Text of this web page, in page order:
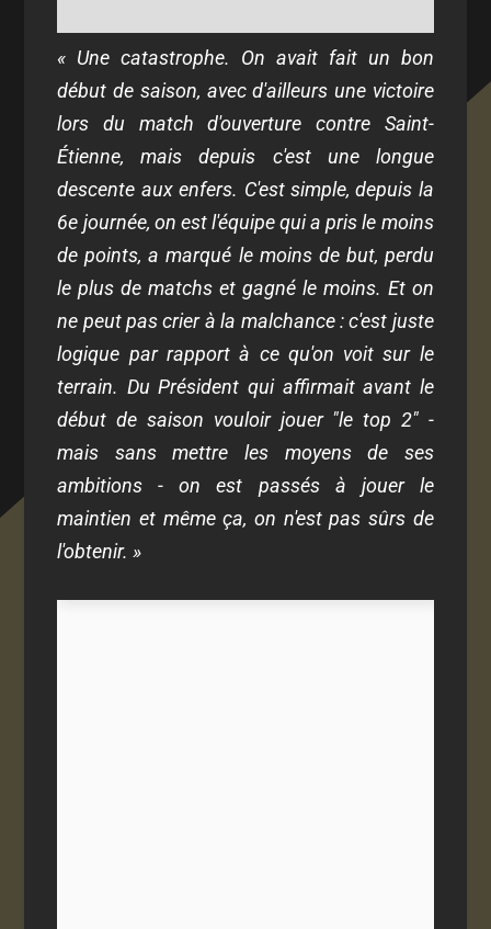
« Une catastrophe. On avait fait un bon
début de saison, avec d'ailleurs une victoire
lors du match d'ouverture contre Saint-
Étienne, mais depuis c'est une longue
descente aux enfers. C'est simple, depuis la
6e journée, on est l'équipe qui a pris le moins
de points, a marqué le moins de but, perdu
le plus de matchs et gagné le moins. Et on
ne peut pas crier à la malchance : c'est juste
logique par rapport à ce qu'on voit sur le
terrain. Du Président qui affirmait avant le
début de saison vouloir jouer "le top 2" -
mais sans mettre les moyens de ses
ambitions - on est passés à jouer le
maintien et même ça, on n'est pas sûrs de
l'obtenir. »